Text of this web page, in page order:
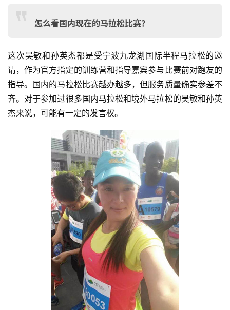
怎么看国内现在的马拉松比赛？
这次吴敏和孙英杰都是受宁波九龙湖国际半程马拉松的邀
请，作为官方指定的训练营和指导嘉宾参与比赛前对跑友的
指导。国内的马拉松比赛越办越多，但服务质量确实参差不
齐。对于参加过很多国内马拉松和境外马拉松的吴敏和孙英
杰来说，可能有一定的发言权。